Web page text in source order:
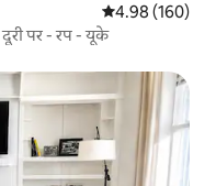
औसत रेटिंग 5 में से
4.98 (160)
पर - रप - यूके